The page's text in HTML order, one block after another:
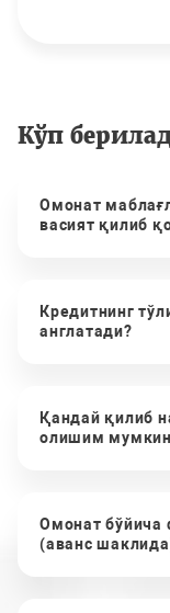
Кўп
Омонат
васият қилиб
Кредитнинг
англатади?
Қандай қилиб
олишим
Омонат бўйича
(аванс